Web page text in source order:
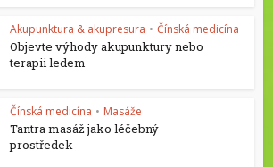
Akupunktura & akupresura • Čínská medicína
Objevte výhody akupunktury nebo
terapii ledem
Čínská medicína • Masáže
Tantra masáž jako léčebný
prostředek